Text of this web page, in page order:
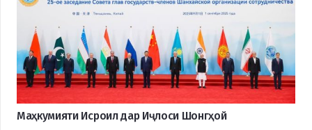
Маҳкумияти Исроил дар Иҷлоси Шонгҳой